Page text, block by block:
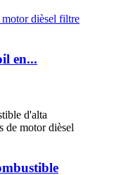
en...